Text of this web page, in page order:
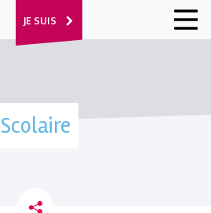
JE SUIS
Scolaire